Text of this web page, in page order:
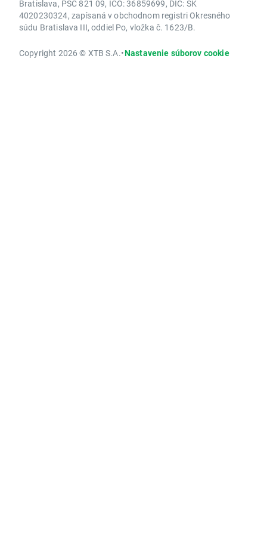
Bratislava, PSČ 821 09, IČO: 36859699, DIČ: SK
4020230324, zapísaná v obchodnom registri Okresného
súdu Bratislava III, oddiel Po, vložka č. 1623/B.
Copyright 2026 © XTB S.A.•Nastavenie súborov cookie